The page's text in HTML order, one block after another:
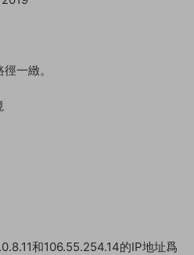
一緻。
和106.55.254.14的IP地址爲